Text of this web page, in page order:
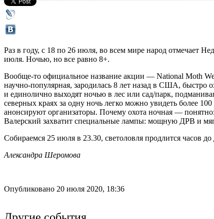
Раз в году, с 18 по 26 июля, во всем мире народ отмечает
июля. Ночью, но все равно 8+.
Вообще-то официальное название акции — National Moth
научно-популярная, зародилась 8 лет назад в США,
и единолично выходят ночью в лес или сад/парк,
северных краях за одну ночь легко можно увидеть более
анонсируют организаторы. Почему охота ночная —
Валерский захватит специальные лампы: мощную ДРВ и
Собираемся 25 июля в 23.30, светоловля продлится часов
Александра Шеромова
Опубликовано 20 июля 2020, 18:36